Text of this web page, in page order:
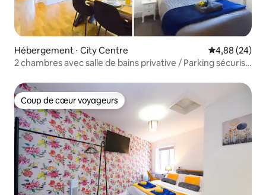
Hébergement ⋅ City Centre Évaluation
4,88 (24)
2 chambres avec salle de bains privative / Parking sécurisé
Coup de cœur voyageurs
Coup de cœur voyageurs